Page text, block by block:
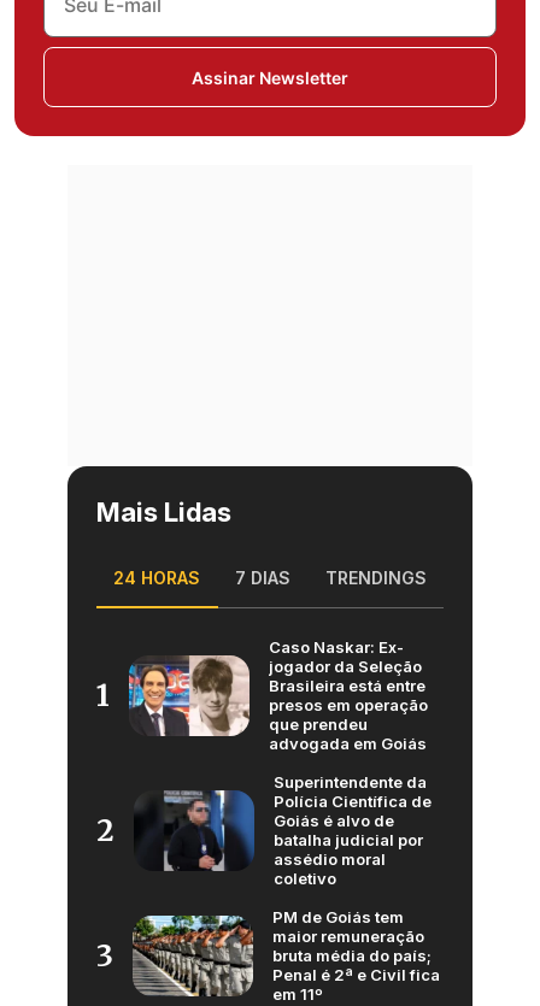
Assinar Newsletter
Mais Lidas
24 HORAS 7 DIAS TRENDINGS
1
Caso Naskar: Ex-
jogador da Seleção
Brasileira está entre
presos em operação
que prendeu
advogada em Goiás
2
Superintendente da
Polícia Científica de
Goiás é alvo de
batalha judicial por
assédio moral
coletivo
3
PM de Goiás tem
maior remuneração
bruta média do país;
Penal é 2ª e Civil fica
em 11º